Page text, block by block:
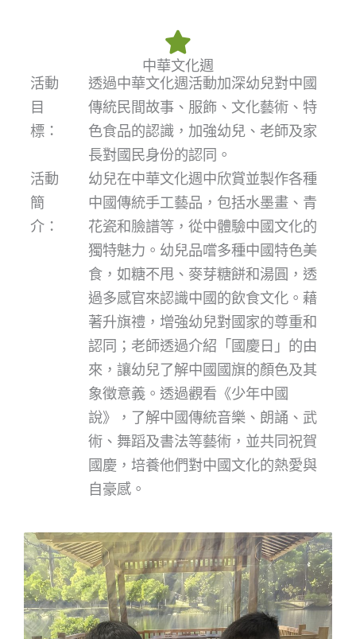
中華文化週
活動
目
標：
透過中華文化週活動加深幼兒對中國
傳統民間故事、服飾、文化藝術、特
色食品的認識，加強幼兒、老師及家
長對國民身份的認同。
活動
簡
介：
幼兒在中華文化週中欣賞並製作各種
中國傳統手工藝品，包括水墨畫、青
花瓷和臉譜等，從中體驗中國文化的
獨特魅力。幼兒品嚐多種中國特色美
食，如糖不甩、麥芽糖餅和湯圓，透
過多感官來認識中國的飲食文化。藉
著升旗禮，增強幼兒對國家的尊重和
認同；老師透過介紹「國慶日」的由
來，讓幼兒了解中國國旗的顏色及其
象徵意義。透過觀看《少年中國
說》，了解中國傳統音樂、朗誦、武
術、舞蹈及書法等藝術，並共同祝賀
國慶，培養他們對中國文化的熱愛與
自豪感。